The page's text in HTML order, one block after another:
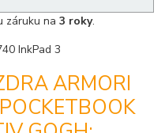
záruku na3 roky.
ARMORI